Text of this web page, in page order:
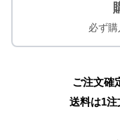
必ず購
ご注文確
送料は1注